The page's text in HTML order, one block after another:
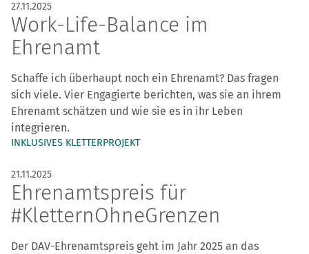
27.11.2025
Work-Life-Balance im
Ehrenamt
Schaffe ich überhaupt noch ein Ehrenamt? Das fragen
sich viele. Vier Engagierte berichten, was sie an ihrem
Ehrenamt schätzen und wie sie es in ihr Leben
integrieren.
INKLUSIVES KLETTERPROJEKT
21.11.2025
Ehrenamtspreis für
#KletternOhneGrenzen
Der DAV-Ehrenamtspreis geht im Jahr 2025 an das